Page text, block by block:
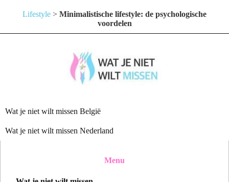
Lifestyle > Minimalistische lifestyle: de psychologische
voordelen
Wat je niet wilt missen België
Wat je niet wilt missen Nederland
Menu